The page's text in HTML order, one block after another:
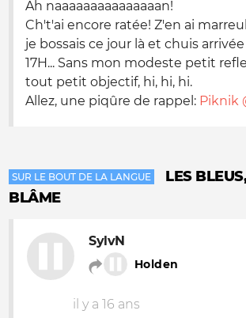
Ah naaaaaaaaaaaaaaan!
Ch't'ai encore ratée! Z'en ai
je bossais ce jour là et chuis
17H... Sans mon modeste petit
tout petit objectif, hi, hi, hi.
Allez, une piqûre de rappel: Piknik
SUR LE BOUT DE LA LANGUE
LES
BLÂME
SylvN
Holden
il y a 16 ans